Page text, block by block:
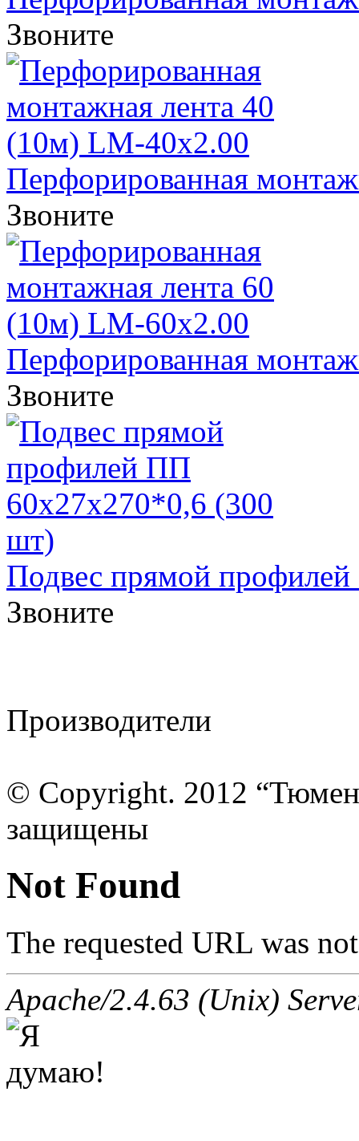
Звоните
Перфорированная
Звоните
Перфорированная
Звоните
Подвес прямой
Звоните
Производители
© Copyright. 2012
защищены
Not Found
The requested URL was
Apache/2.4.63 (Unix)